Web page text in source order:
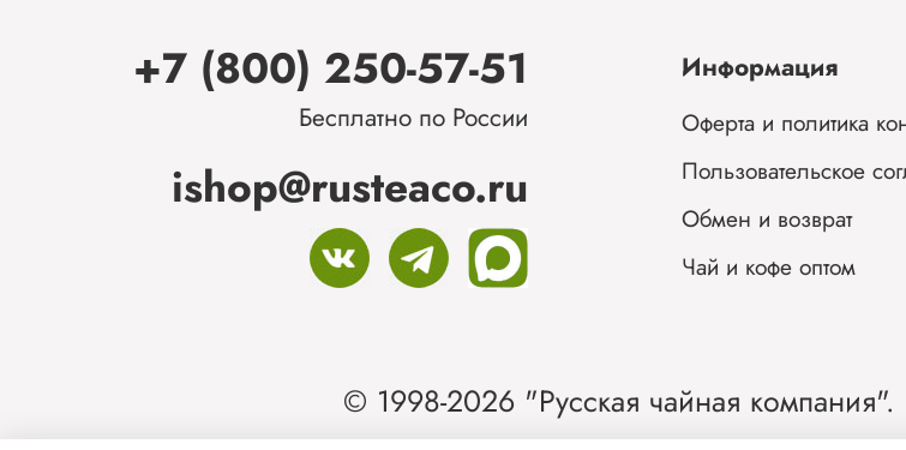
Информация
Оферта и политика
Пользовательское
Обмен и возврат
Чай и кофе оптом
+7 (800) 250-57-51
Бесплатно по России
ishop@rusteaco.ru
© 1998-2026 "Русская чайная